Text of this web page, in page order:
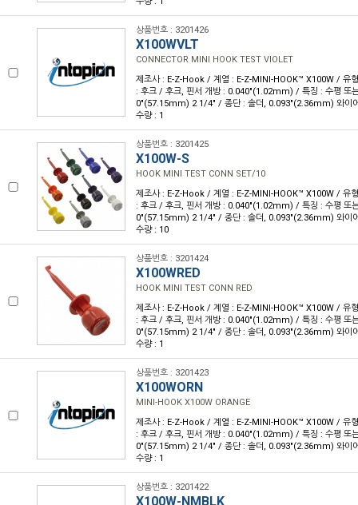
상품번호 : 3201426
X100WVLT
CONNECTOR MINI HOOK TEST VIOLET
제조사 : E-Z-Hook / 계열 : E-Z-MINI-HOOK™ X100W / 유
: 후크 / 후크, 핀서 개방 : 0.040"(1.02mm) / 특징 : 수평 또
0"(57.15mm) 2 1/4" / 종단 : 솔더, 0.093"(2.36mm) 와이
수량 : 1
상품번호 : 3201425
X100W-S
HOOK MINI TEST CONN SET/10
제조사 : E-Z-Hook / 계열 : E-Z-MINI-HOOK™ X100W / 유
: 후크 / 후크, 핀서 개방 : 0.040"(1.02mm) / 특징 : 수평 또
0"(57.15mm) 2 1/4" / 종단 : 솔더, 0.093"(2.36mm) 와이
수량 : 10
상품번호 : 3201424
X100WRED
HOOK MINI TEST CONN RED
제조사 : E-Z-Hook / 계열 : E-Z-MINI-HOOK™ X100W / 유
: 후크 / 후크, 핀서 개방 : 0.040"(1.02mm) / 특징 : 수평 또
0"(57.15mm) 2 1/4" / 종단 : 솔더, 0.093"(2.36mm) 와이
수량 : 1
상품번호 : 3201423
X100WORN
MINI-HOOK X100W ORANGE
제조사 : E-Z-Hook / 계열 : E-Z-MINI-HOOK™ X100W / 유
: 후크 / 후크, 핀서 개방 : 0.040"(1.02mm) / 특징 : 수평 또
0"(57.15mm) 2 1/4" / 종단 : 솔더, 0.093"(2.36mm) 와이
수량 : 1
상품번호 : 3201422
X100W-NMBLK